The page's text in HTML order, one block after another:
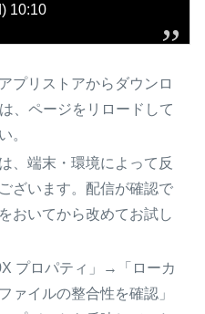
10:10
プリストアからダウンロ
、ページをリロードして
。
、端末・環境によって反
ざいます。配信が確認で
おいてから改めてお試し
プロパティ」→「ローカ
ァイルの整合性を確認」